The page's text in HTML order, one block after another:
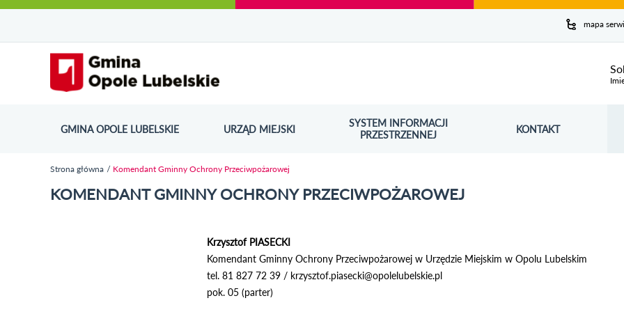
do
strony
do
menu
wyszukiwarki
ścieżki
nawigacyjnej
kategorii
aktualności
do
kalendarza
wydarzeń
do
galerii
do
stopki
mapa
GMINA OPOLE LUBELSKIE URZĄD MIEJSKI
SYSTEM INFORMACJI
PRZESTRZENNEJ
ODNOŚNIK OTWORZY SIĘ W NOWYM OKNIE KONTAKT
Strona główna Komendant Gminny Ochrony Przeciwpożarowej
KOMENDANT GMINNY OCHRONY PRZECIWPOŻAROWEJ
Krzysztof PIASECKI
Komendant Gminny Ochrony Przeciwpożarowej w Urzędzie Miejskim w Opolu Lubelskim
tel. 81 827 72 39 / krzysztof.piasecki@opolelubelskie.pl
pok. 05 (parter)